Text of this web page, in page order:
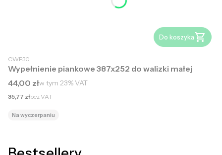
Do koszyka
CWP30
Wypełnienie piankowe 387x252 do walizki małej
Cena brutto
44,00 złw tym 23%VAT
Cena netto
35,77 złbez VAT
Na wyczerpaniu